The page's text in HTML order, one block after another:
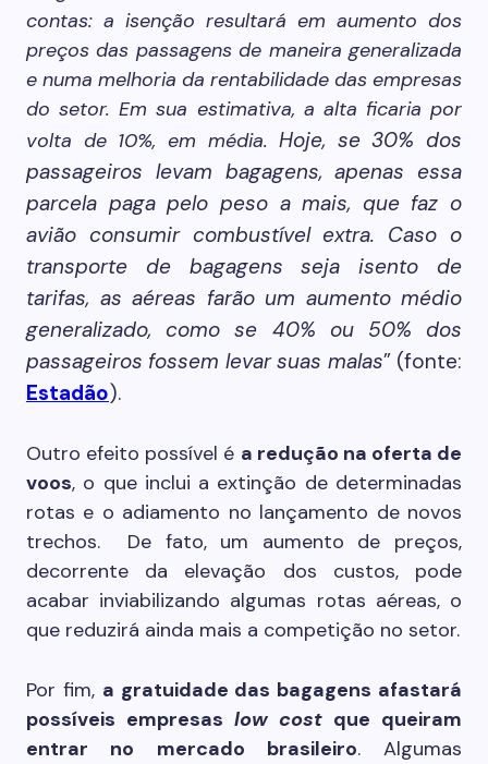
contas: a isenção resultará em aumento dos
preços das passagens de maneira generalizada
e numa melhoria da rentabilidade das empresas
do setor. Em sua estimativa, a alta ficaria por
volta de 10%, em média.Hoje, se 30% dos
passageiros levam bagagens, apenas essa
parcela paga pelo peso a mais, que faz o
avião consumir combustível extra. Caso o
transporte de bagagens seja isento de
tarifas, as aéreas farão um aumento médio
generalizado, como se 40% ou 50% dos
passageiros fossem levar suas malas” (fonte:
Estadão).
Outro efeito possível é a redução na oferta de
voos, o que inclui a extinção de determinadas
rotas e o adiamento no lançamento de novos
trechos. De fato, um aumento de preços,
decorrente da elevação dos custos, pode
acabar inviabilizando algumas rotas aéreas, o
que reduzirá ainda mais a competição no setor.
Por fim, a gratuidade das bagagens afastará
possíveis empresas low cost que queiram
entrar no mercado brasileiro. Algumas